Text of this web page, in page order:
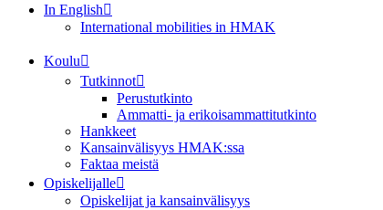
In English
International mobilities in HMAK
Koulu
Tutkinnot
Perustutkinto
Ammatti- ja erikoisammattitutkinto
Hankkeet
Kansainvälisyys HMAK:ssa
Faktaa meistä
Opiskelijalle
Opiskelijat ja kansainvälisyys